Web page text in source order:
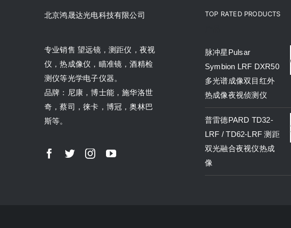
北京鸿晟达光电科技有限公司
专业销售 望远镜，测距仪，夜视
仪，热成像仪，瞄准镜，酒精检
测仪等光学电子仪器。
品牌：尼康，博士能，施华洛世
奇，蔡司，徕卡，博冠，奥林巴
斯等。
TOP RATED PRODUCTS
脉冲星Pulsar
Symbion LRF DXR50
多光谱成像双目红外
热成像夜视侦测仪
普雷德PARD TD32-
LRF / TD62-LRF 测距
双光融合夜视仪热成
像